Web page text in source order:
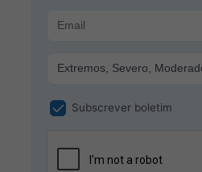
Subscrever boletim